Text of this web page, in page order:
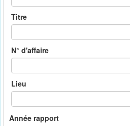
Titre
N° d'affaire
Lieu